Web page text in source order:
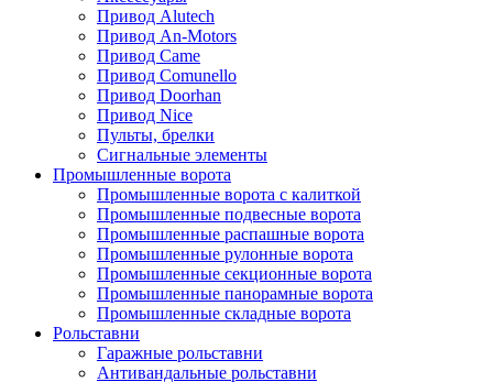
Привод Alutech
Привод An-Motors
Привод Came
Привод Comunello
Привод Doorhan
Привод Nice
Пульты, брелки
Сигнальные элементы
Промышленные ворота
Промышленные ворота с калиткой
Промышленные подвесные ворота
Промышленные распашные ворота
Промышленные рулонные ворота
Промышленные секционные ворота
Промышленные панорамные ворота
Промышленные складные ворота
Рольставни
Гаражные рольставни
Антивандальные рольставни